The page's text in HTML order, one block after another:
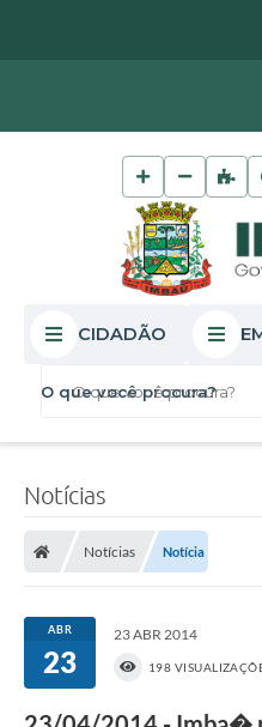
O que você procura?
CIDADÃO
Notícias
Notícias Notícia
ABR
23
23 ABR 2014
198